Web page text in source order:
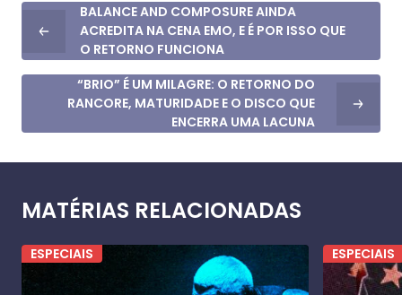
BALANCE AND COMPOSURE AINDA
ACREDITA NA CENA EMO, E É POR ISSO QUE
O RETORNO FUNCIONA
“BRIO” É UM MILAGRE: O RETORNO DO
RANCORE, MATURIDADE E O DISCO QUE
ENCERRA UMA LACUNA
MATÉRIAS RELACIONADAS
ESPECIAIS ESPECIAIS